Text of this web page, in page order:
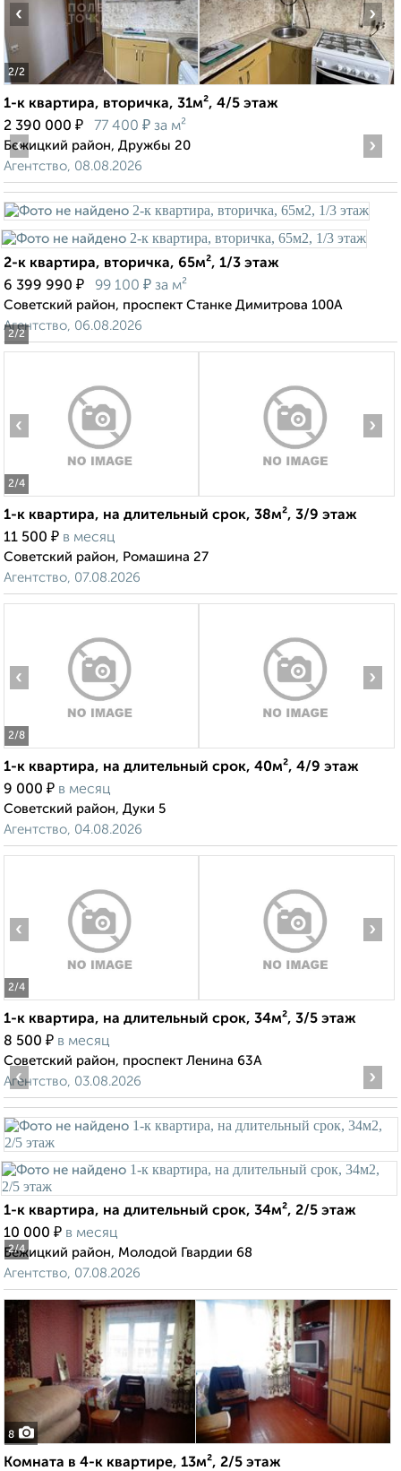
2/2
‹ ›
1-к квартира, вторичка, 31м², 4/5 этаж
2 390 000 ₽ 77 400 ₽ за м²
Бежицкий район, Дружбы 20
Агентство, 08.08.2026
2/2
‹ ›
2-к квартира, вторичка, 65м², 1/3 этаж
6 399 990 ₽ 99 100 ₽ за м²
Советский район, проспект Станке Димитрова 100А
Агентство, 06.08.2026
2/4
‹ ›
1-к квартира, на длительный срок, 38м², 3/9 этаж
11 500 ₽ в месяц
Советский район, Ромашина 27
Агентство, 07.08.2026
2/8
‹ ›
1-к квартира, на длительный срок, 40м², 4/9 этаж
9 000 ₽ в месяц
Советский район, Дуки 5
Агентство, 04.08.2026
2/4
‹ ›
1-к квартира, на длительный срок, 34м², 3/5 этаж
8 500 ₽ в месяц
Советский район, проспект Ленина 63А
Агентство, 03.08.2026
2/4
‹ ›
1-к квартира, на длительный срок, 34м², 2/5 этаж
10 000 ₽ в месяц
Бежицкий район, Молодой Гвардии 68
Агентство, 07.08.2026
8
Комната в 4-к квартире, 13м², 2/5 этаж